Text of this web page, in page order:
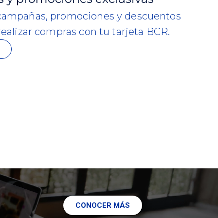
promociones y descuentos
compras con tu tarjeta BCR.
CONOCER MÁS